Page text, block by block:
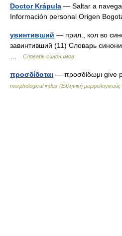
Doctor Krápula — Saltar a
Información personal Origen
увинтивший — прил., кол во
завинтивший (11) Словарь
Словарь синонимов
προσδίδοται — προσδίδωμι give
morphological index (Ελληνική μορφολογικούς